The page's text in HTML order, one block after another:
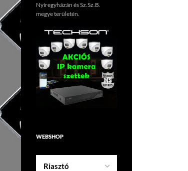
Nyíregyházán és Sz.Sz.B.
megye területén.
WEBSHOP
Riasztó